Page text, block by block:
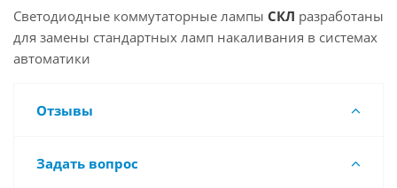
Светодиодные коммутаторные лампы СКЛ разработаны
для замены стандартных ламп накаливания в системах
автоматики
Отзывы
Задать вопрос